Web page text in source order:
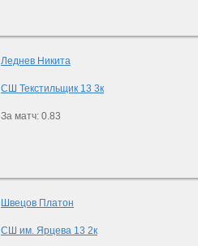
Леднев Никита
СШ Текстильщик 13 3к
За матч: 0.83
Швецов Платон
СШ им. Ярцева 13 2к